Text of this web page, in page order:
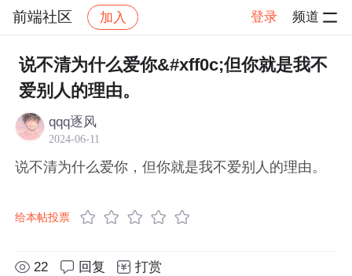
前端社区 加入 登录 频道
社区 前端社区 感慨 帖子详情
说不清为什么爱你&#xff0c;但你就是我不
爱别人的理由。
qqq逐风
2024-06-11
说不清为什么爱你，但你就是我不爱别人的理由。
给本帖投票
22 回复 打赏